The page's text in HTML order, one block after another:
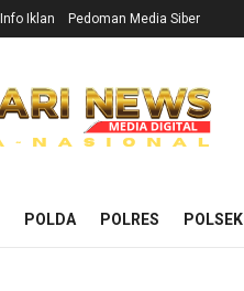
Info Iklan Pedoman Media Siber
POLDA POLRES POLSEK